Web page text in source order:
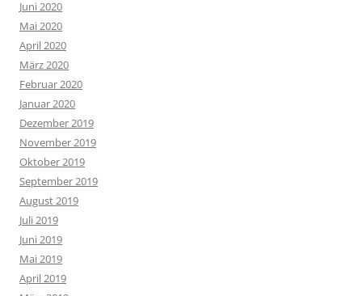
Juni 2020
Mai 2020
April 2020
März 2020
Februar 2020
Januar 2020
Dezember 2019
November 2019
Oktober 2019
September 2019
August 2019
Juli 2019
Juni 2019
Mai 2019
April 2019